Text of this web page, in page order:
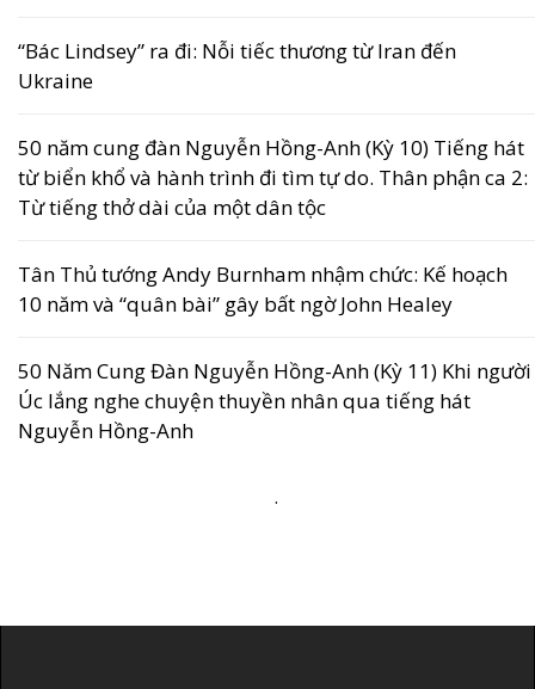
“Bác Lindsey” ra đi: Nỗi tiếc thương từ Iran đến
Ukraine
50 năm cung đàn Nguyễn Hồng-Anh (Kỳ 10) Tiếng hát
từ biển khổ và hành trình đi tìm tự do. Thân phận ca 2:
Từ tiếng thở dài của một dân tộc
Tân Thủ tướng Andy Burnham nhậm chức: Kế hoạch
10 năm và “quân bài” gây bất ngờ John Healey
50 Năm Cung Đàn Nguyễn Hồng-Anh (Kỳ 11) Khi người
Úc lắng nghe chuyện thuyền nhân qua tiếng hát
Nguyễn Hồng-Anh
.